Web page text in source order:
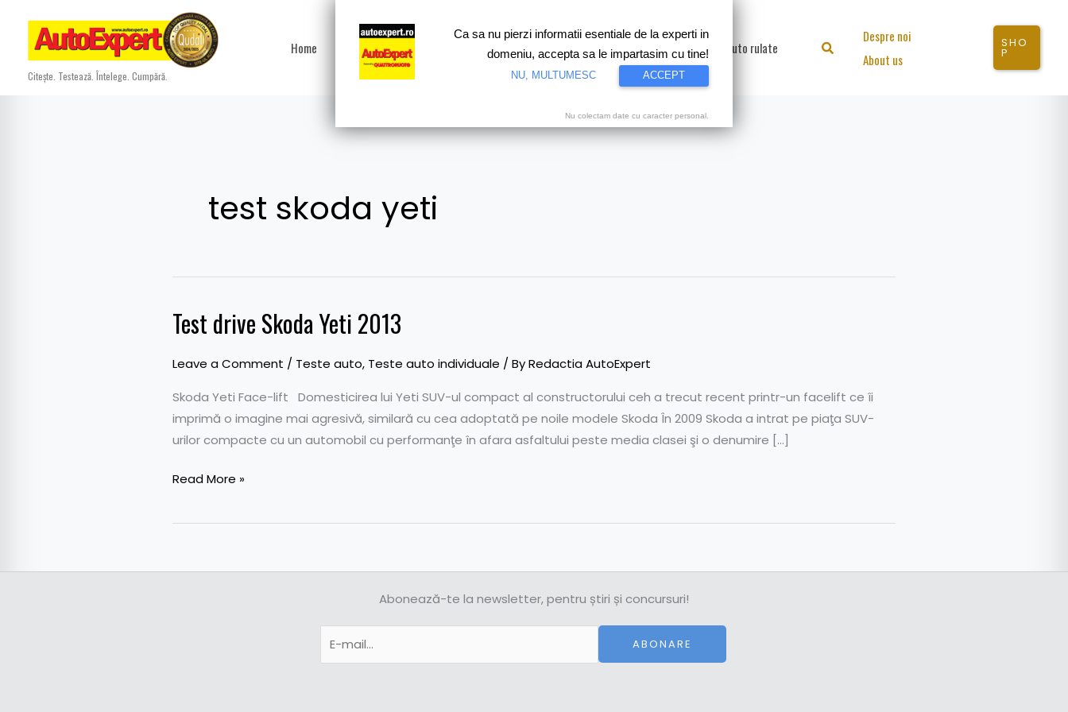
content
Citește. Testează. Întelege. Cumpără.
Home Test drive Motorsport Proiecte speciale Video Auto rulate Search
Despre noi
About us
SHO
P
test skoda yeti
Test drive Skoda Yeti 2013
Leave a Comment / Teste auto, Teste auto individuale / ByRedactia AutoExpert
Skoda Yeti Face-lift Domesticirea lui Yeti SUV-ul compact al constructorului ceh a trecut recent printr-un facelift ce îi
imprimă o imagine mai agresivă, similară cu cea adoptată pe noile modele Skoda În 2009 Skoda a intrat pe piaţa SUV-
urilor compacte cu un automobil cu performanţe în afara asfaltului peste media clasei şi o denumire […]
Test
drive
Skoda
2013
Read More »
Abonează-te la newsletter, pentru știri și concursuri!
ABONARE
Ca sa nu pierzi informatii esentiale de la experti in
domeniu, accepta sa le impartasim cu tine!
NU, MULTUMESC ACCEPT
Nu colectam date cu caracter personal.